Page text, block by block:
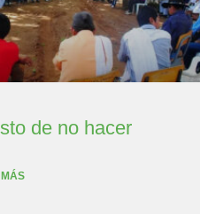
de no hacer